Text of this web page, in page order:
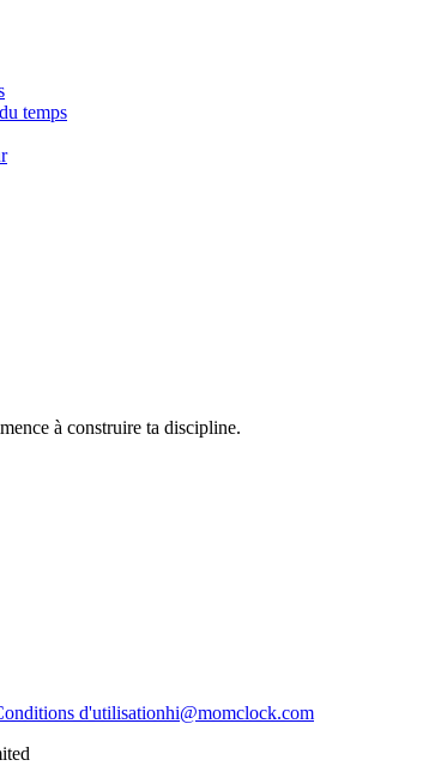
temps
à construire ta discipline.
d'utilisationhi@momclock.com